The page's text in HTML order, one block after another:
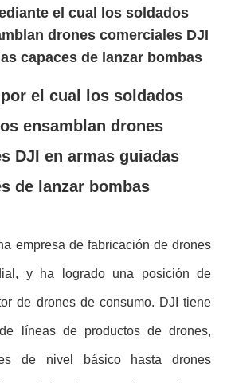
el cual los soldados
drones comerciales DJI
capaces de lanzar bombas
el cual los soldados
ensamblan drones
DJI en armas guiadas
de lanzar bombas
empresa de fabricación de drones
y ha logrado una posición de
de drones de consumo. DJI tiene
líneas de productos de drones,
de nivel básico hasta drones